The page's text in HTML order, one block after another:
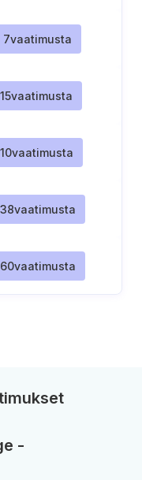
7vaatimusta
15vaatimusta
10vaatimusta
38vaatimusta
60vaatimusta
-